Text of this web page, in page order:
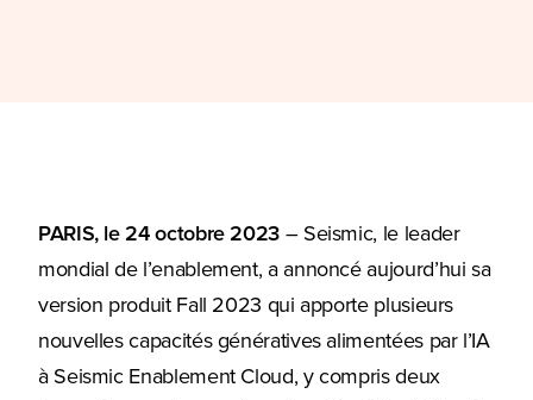
PARIS, le 24 octobre 2023 – Seismic, le leader
mondial de l’enablement, a annoncé aujourd’hui sa
version produit Fall 2023 qui apporte plusieurs
nouvelles capacités génératives alimentées par l’IA
à Seismic Enablement Cloud, y compris deux